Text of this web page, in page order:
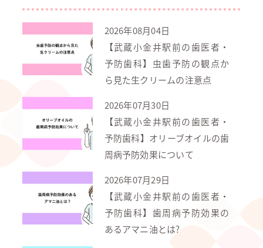
2026年08月04日
【武蔵小金井駅前の歯医者・
予防歯科】虫歯予防の観点か
ら見た生クリームの注意点
2026年07月30日
【武蔵小金井駅前の歯医者・
予防歯科】オリーブオイルの歯
周病予防効果について
2026年07月29日
【武蔵小金井駅前の歯医者・
予防歯科】歯周病予防効果の
あるアマニ油とは?